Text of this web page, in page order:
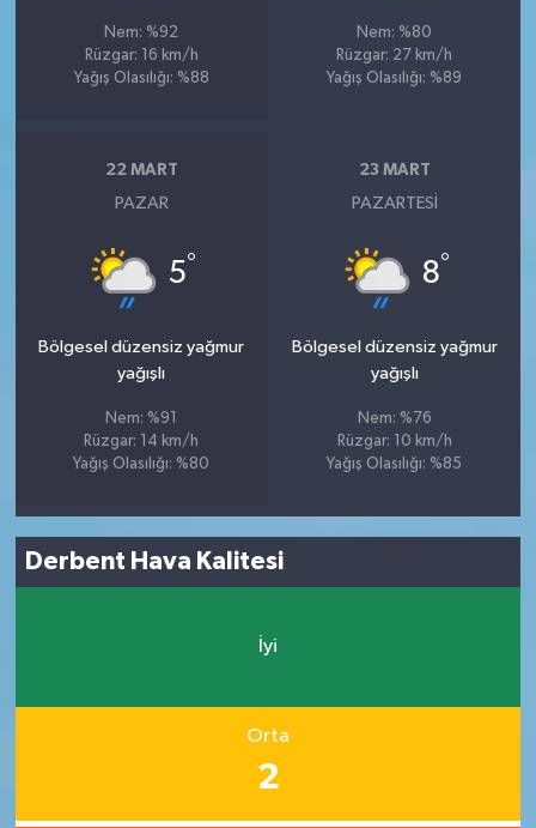
Nem: %92
Rüzgar: 16 km/h
Yağış Olasılığı: %88
Nem: %80
Rüzgar: 27 km/h
Yağış Olasılığı: %89
22 MART
PAZAR
5°
Bölgesel düzensiz yağmur
yağışlı
Nem: %91
Rüzgar: 14 km/h
Yağış Olasılığı: %80
23 MART
PAZARTESI
8°
Bölgesel düzensiz yağmur
yağışlı
Nem: %76
Rüzgar: 10 km/h
Yağış Olasılığı: %85
Derbent Hava Kalitesi
İyi
Orta
2